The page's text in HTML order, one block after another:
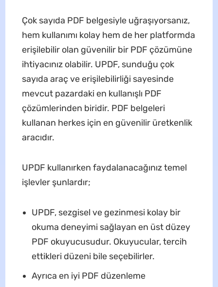
Çok sayıda PDF belgesiyle uğraşıyorsanız,
hem kullanımı kolay hem de her platformda
erişilebilir olan güvenilir bir PDF çözümüne
ihtiyacınız olabilir. UPDF, sunduğu çok
sayıda araç ve erişilebilirliği sayesinde
mevcut pazardaki en kullanışlı PDF
çözümlerinden biridir. PDF belgeleri
kullanan herkes için en güvenilir üretkenlik
aracıdır.
UPDF kullanırken faydalanacağınız temel
işlevler şunlardır;
UPDF, sezgisel ve gezinmesi kolay bir
okuma deneyimi sağlayan en üst düzey
PDF okuyucusudur. Okuyucular, tercih
ettikleri düzeni bile seçebilirler.
Ayrıca en iyi PDF düzenleme